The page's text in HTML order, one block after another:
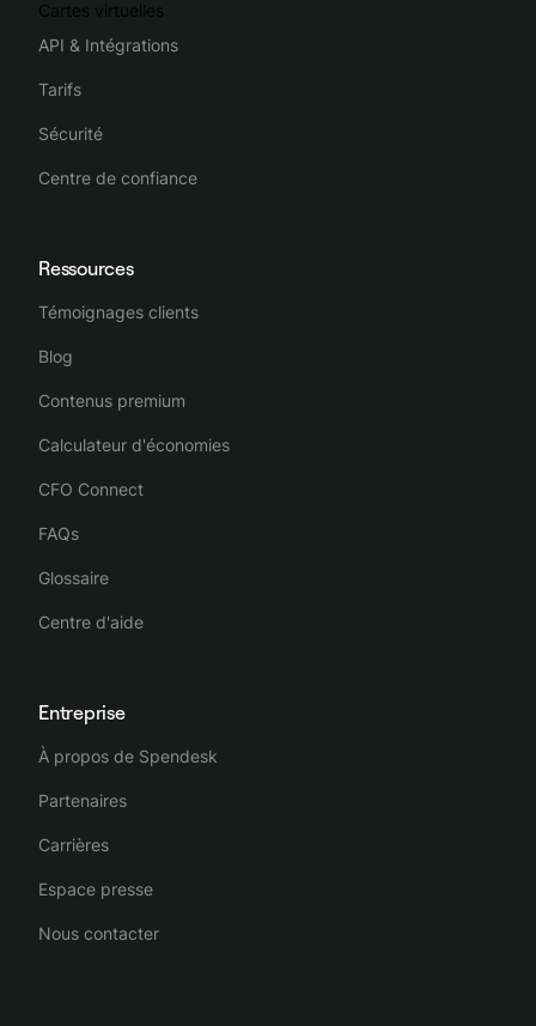
Cartes virtuelles
API & Intégrations
Tarifs
Sécurité
Centre de confiance
Ressources
Témoignages clients
Blog
Contenus premium
Calculateur d'économies
CFO Connect
FAQs
Glossaire
Centre d'aide
Entreprise
À propos de Spendesk
Partenaires
Carrières
Espace presse
Nous contacter